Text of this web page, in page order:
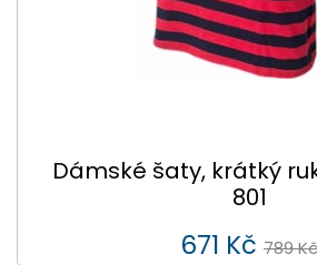
Dámské šaty, krátký
801
671 Kč 789 Kč